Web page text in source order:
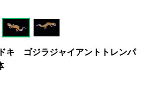
キ ゴジラジャイアントトレンパ